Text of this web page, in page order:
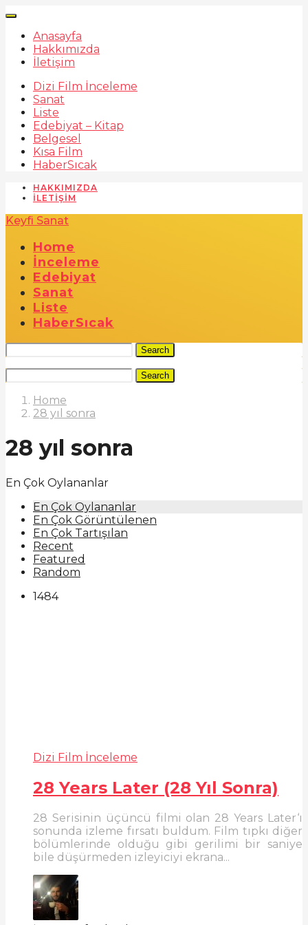
Anasayfa
Hakkımızda
İletişim
Dizi Film İnceleme
Sanat
Liste
Edebiyat – Kitap
Belgesel
Kısa Film
HaberSıcak
HAKKIMIZDA
İLETIŞIM
Keyfi Sanat
Home
İnceleme
Edebiyat
Sanat
Liste
HaberSıcak
Search
Search
Home
28 yıl sonra
28 yıl sonra
En Çok Oylananlar
En Çok Oylananlar
En Çok Görüntülenen
En Çok Tartışılan
Recent
Featured
Random
1484
Dizi Film İnceleme
28 Years Later (28 Yıl Sonra)
28 Serisinin üçüncü filmi olan 28 Years Later‘ı
sonunda izleme fırsatı buldum. Film tıpkı diğer
bölümlerinde olduğu gibi gerilimi bir saniye
bile düşürmeden izleyiciyi ekrana...